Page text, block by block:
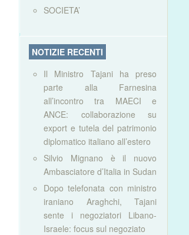
SOCIETA’
NOTIZIE RECENTI
Il Ministro Tajani ha preso
parte alla Farnesina
all’incontro tra MAECI e
ANCE: collaborazione su
export e tutela del patrimonio
diplomatico italiano all’estero
Silvio Mignano è il nuovo
Ambasciatore d’Italia in Sudan
Dopo telefonata con ministro
iraniano Araghchi, Tajani
sente i negoziatori Libano-
Israele: focus sul negoziato